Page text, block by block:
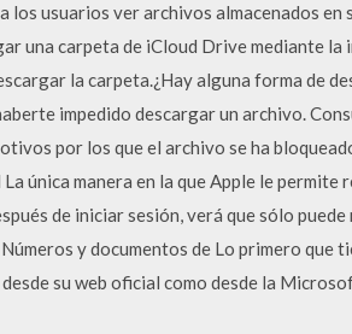
usuarios ver archivos almacenados en
una carpeta de iCloud Drive mediante la
la carpeta.¿Hay alguna forma de
impedido descargar un archivo.
por los que el archivo se ha
única manera en la que Apple le permite
de iniciar sesión, verá que sólo
y documentos de Lo primero que
su web oficial como desde la